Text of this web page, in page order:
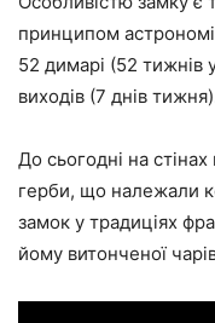
принципом
52 димарі (52 тижнів
виходів (7 днів
До сьогодні на
герби, що належали
замок у традиціях
йому витонченої